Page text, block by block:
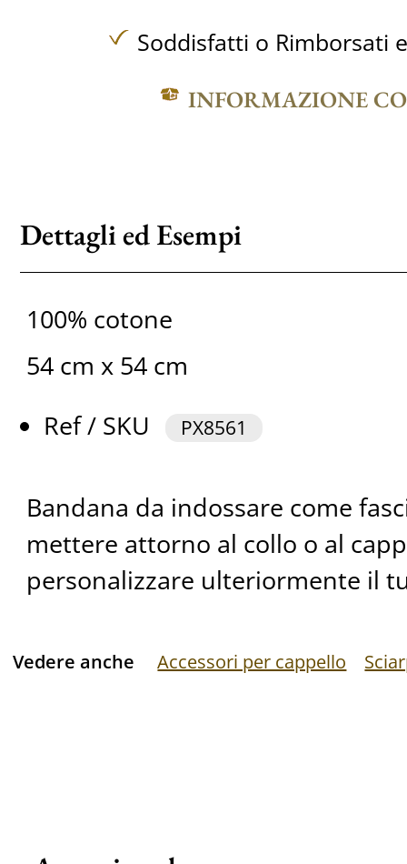
Soddisfatti o Rimborsati
INFORMAZIONE
Dettagli ed Esempi
100% cotone
54 cm x 54 cm
Ref / SKU
PX8561
Bandana da indossare come
mettere attorno al collo o al
personalizzare ulteriormente il
Vedere anche Accessori per cappello